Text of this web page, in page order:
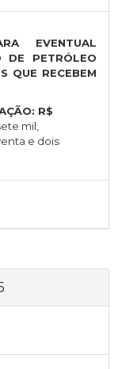
EVENTUAL
DE PETRÓLEO
QUE RECEBEM
R$
mil,
e dois